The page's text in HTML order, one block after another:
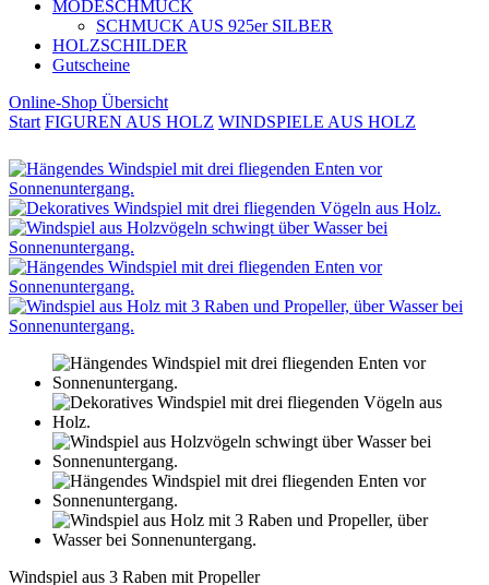
MODESCHMUCK
SCHMUCK AUS 925er SILBER
HOLZSCHILDER
Gutscheine
Online-Shop Übersicht
Start FIGUREN AUS HOLZ WINDSPIELE AUS HOLZ
Windspiel aus 3 Raben mit Propeller